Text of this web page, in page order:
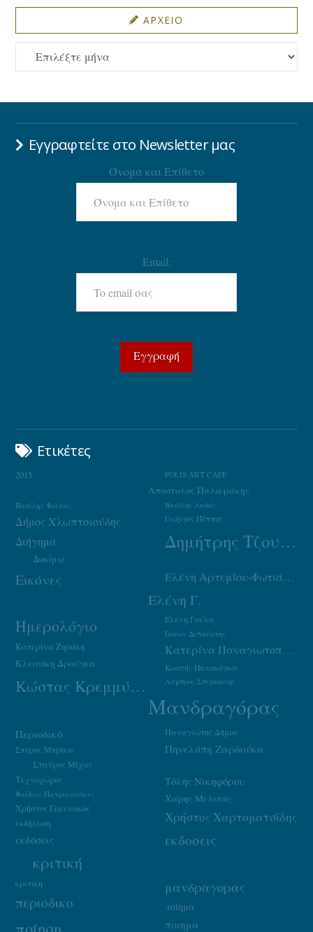
ΑΡΧΕΙΟ
ΑΡΧΕΙΟ
Εγγραφτείτε στο Newsletter μας
Όνομα και Επίθετο
Email:
Ετικέτες
2015 POLIS ART CAFE
Απόστολος Παλιεράκης
Βασίλης Λαδάς
Βασίλης Φαϊτάς
Γιώργος Πέππας
Δήμος Χλωπτσιούδης
Δημήτρης Τζουμάκας
Διήγημα
Δοκίμιο
Εικόνες Ελένη Αρτεμίου-Φωτιάδου
Ελένη Γ.
Ελένη Γούλα
Ημερολόγιο Ιάσων Δεπούντης
Κατερίνα Ζησάκη Κατερίνα Παναγιωτοπούλου
Κλεονίκη Δρούγκα Κωστής Παπακόγκος
Κώστας Κρεμμύδας Λάμπρος Σπυριούνης
Μανδραγόρας
Παναγιώτης Δήμου
Περιοδικό
Πηνελόπη Ζαρδούκα
Σπύρος Μπρίκος
Σταύρος Μίχας
Τεχνοχώρος
Τόλης Νικηφόρου
Φαίδων Πατρικαλάκις Χάρης Μελιτάς
Χρήστος Γιαννακός
Χρήστος Χαρτοματσίδης
εκδήλωση
εκδοσεις
εκδόσεις
κριτική
κριτικη μανδραγορας
περιοδικο ποίημα
ποιημα